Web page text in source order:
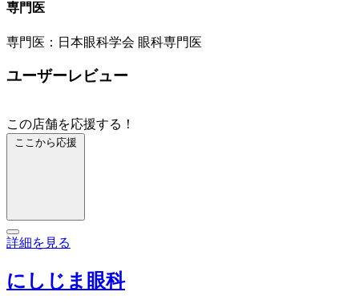
専門医
専門医：日本眼科学会 眼科専門医
ユーザーレビュー
この店舗を応援する！
ここから応援
詳細を見る
にしじま眼科